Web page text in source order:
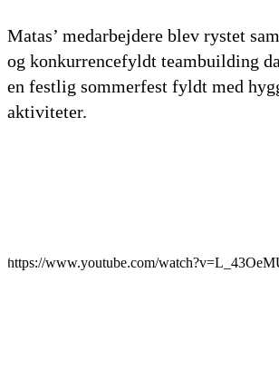
Matas’ medarbejdere blev rystet
og konkurrencefyldt teambuilding
en festlig sommerfest fyldt med
aktiviteter.
https://www.youtube.com/